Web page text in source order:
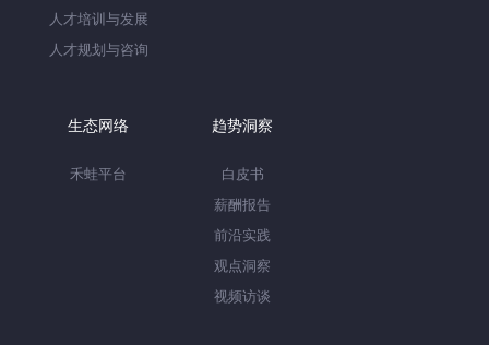
人才培训与发展
人才规划与咨询
生态网络
禾蛙平台
趋势洞察
白皮书
薪酬报告
前沿实践
观点洞察
视频访谈